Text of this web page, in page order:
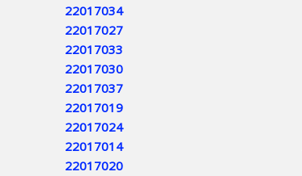
22017034
22017027
22017033
22017030
22017037
22017019
22017024
22017014
22017020